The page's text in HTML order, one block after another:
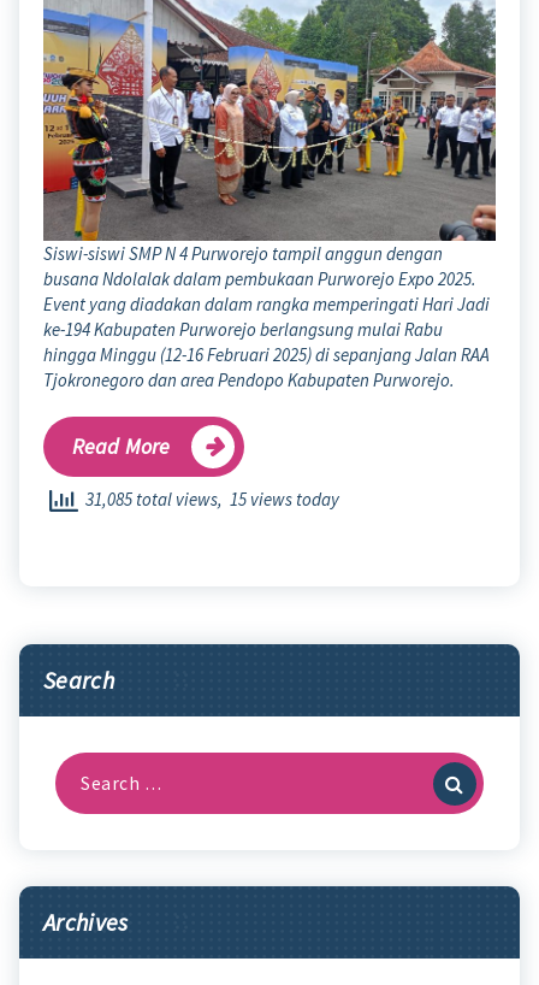
Siswi-siswi SMP N 4 Purworejo tampil anggun dengan
busana Ndolalak dalam pembukaan Purworejo Expo 2025.
Event yang diadakan dalam rangka memperingati Hari Jadi
ke-194 Kabupaten Purworejo berlangsung mulai Rabu
hingga Minggu (12-16 Februari 2025) di sepanjang Jalan RAA
Tjokronegoro dan area Pendopo Kabupaten Purworejo.
Read More
31,085 total views, 15 views today
Search
Search
for:
Archives